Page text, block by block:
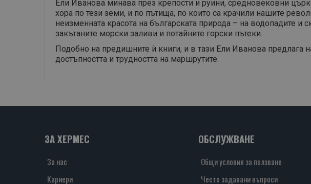
Ели Иванова минава през крепости и руини, средновековни
хора по тези земи, и по пътища, по които са крачили нашите
неизменната красота на българската природа – на водопадите и
закътаните морски заливи и потайните горски пътеки.
Подобно на предишните ѝ книги, и в тази Ели Иванова предлага
достъпността и трудността на маршрутите.
ЗА ХЕРМЕС
За нас
Кариери
ОБСЛУЖВАНЕ
Общи условия за ползване
Често задавани въпроси